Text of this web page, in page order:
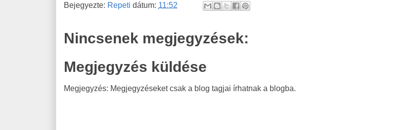
Bejegyezte: Repeti dátum: 11:52
Nincsenek megjegyzések:
Megjegyzés küldése
Megjegyzés: Megjegyzéseket csak a blog tagjai írhatnak a blogba.